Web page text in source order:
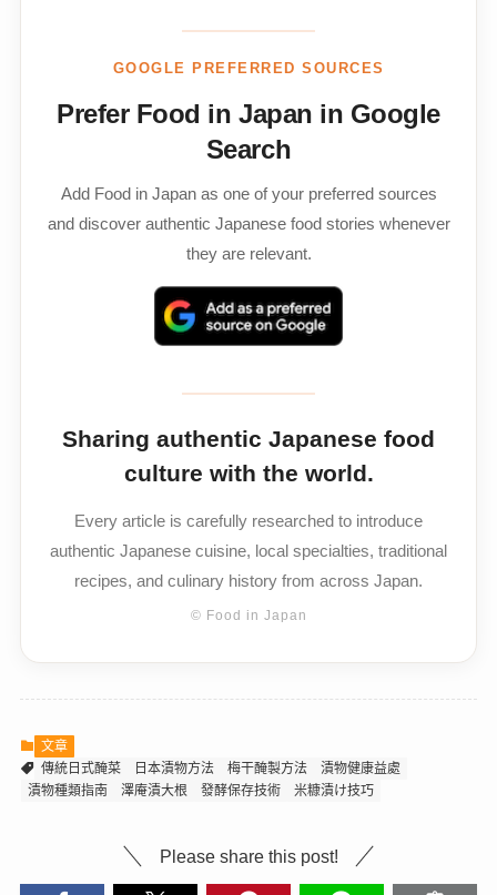
GOOGLE PREFERRED SOURCES
Prefer Food in Japan in Google
Search
Add Food in Japan as one of your preferred sources
and discover authentic Japanese food stories whenever
they are relevant.
Sharing authentic Japanese food
culture with the world.
Every article is carefully researched to introduce
authentic Japanese cuisine, local specialties, traditional
recipes, and culinary history from across Japan.
© Food in Japan
文章
傳統日式醃菜
日本漬物方法 梅干醃製方法
漬物健康益處
漬物種類指南
澤庵漬大根 發酵保存技術 米糠漬け技巧
Please share this post!